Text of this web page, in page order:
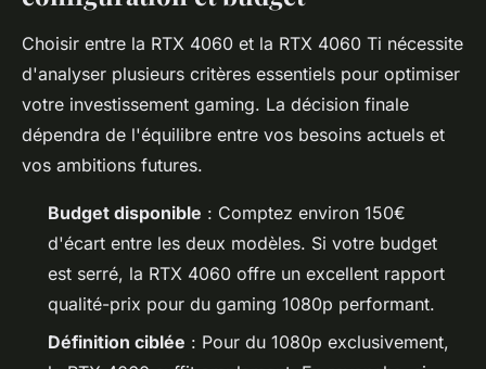
Choisir entre la RTX 4060 et la RTX 4060 Ti nécessite
d'analyser plusieurs critères essentiels pour optimiser
votre investissement gaming. La décision finale
dépendra de l'équilibre entre vos besoins actuels et
vos ambitions futures.
Budget disponible : Comptez environ 150€
d'écart entre les deux modèles. Si votre budget
est serré, la RTX 4060 offre un excellent rapport
qualité-prix pour du gaming 1080p performant.
Définition ciblée : Pour du 1080p exclusivement,